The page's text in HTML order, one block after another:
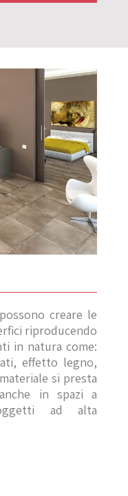
creare le
riproducendo
in natura come:
effetto legno,
si presta
in spazi a
ad alta